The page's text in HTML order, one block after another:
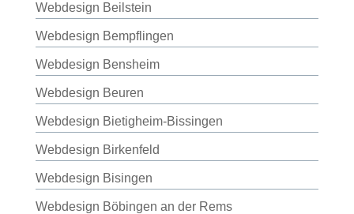
Webdesign Beilstein
Webdesign Bempflingen
Webdesign Bensheim
Webdesign Beuren
Webdesign Bietigheim-Bissingen
Webdesign Birkenfeld
Webdesign Bisingen
Webdesign Böbingen an der Rems